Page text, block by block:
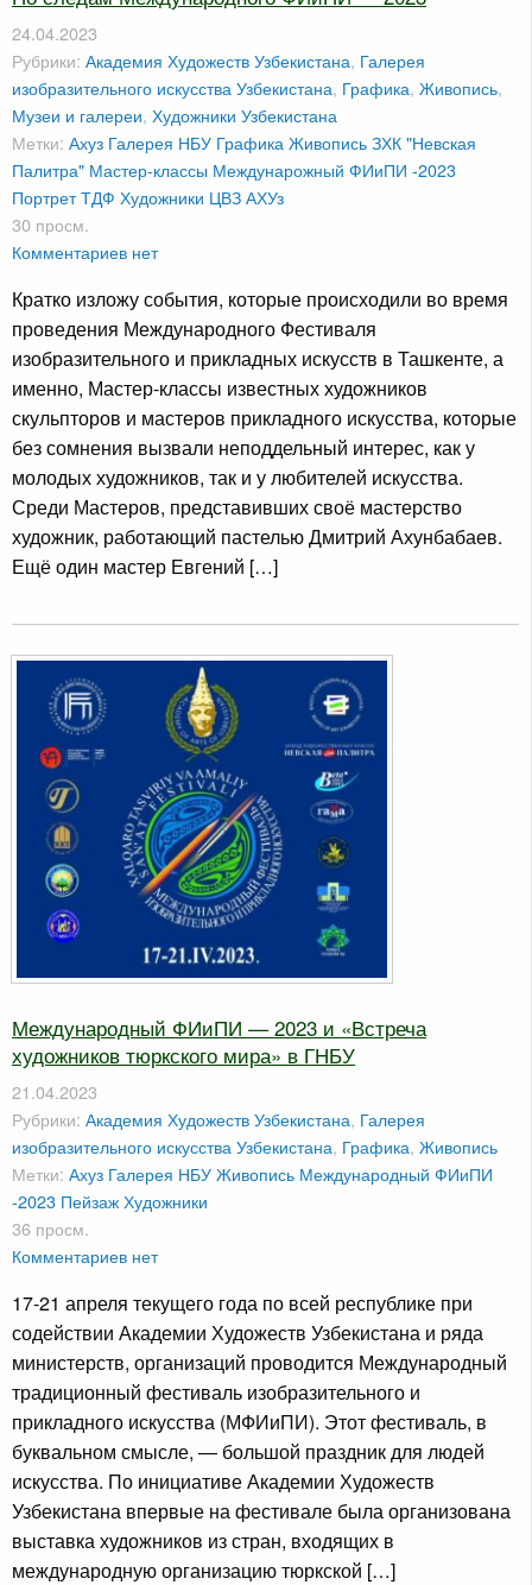
24.04.2023
Рубрики: Академия Художеств Узбекистана, Галерея
изобразительного искусства Узбекистана, Графика, Живопись,
Музеи и галереи, Художники Узбекистана
Метки: Ахуз Галерея НБУ Графика ЖивописьЗХК "Невская
Палитра" Мастер-классы Междунарожный ФИиПИ -2023
ПортретТДФ Художники ЦВЗ АХУз
30 просм.
Комментариев нет
Кратко изложу события, которые происходили во время
проведения Международного Фестиваля
изобразительного и прикладных искусств в Ташкенте, а
именно, Мастер-классы известных художников
скульпторов и мастеров прикладного искусства, которые
без сомнения вызвали неподдельный интерес, как у
молодых художников, так и у любителей искусства.
Среди Мастеров, представивших своё мастерство
художник, работающий пастелью Дмитрий Ахунбабаев.
Ещё один мастер Евгений […]
Международный ФИиПИ — 2023 и «Встреча
художников тюркского мира» в ГНБУ
21.04.2023
Рубрики: Академия Художеств Узбекистана, Галерея
изобразительного искусства Узбекистана, Графика, Живопись
Метки: Ахуз Галерея НБУЖивопись Международный ФИиПИ
-2023 ПейзажХудожники
36 просм.
Комментариев нет
17-21 апреля текущего года по всей республике при
содействии Академии Художеств Узбекистана и ряда
министерств, организаций проводится Международный
традиционный фестиваль изобразительного и
прикладного искусства (МФИиПИ). Этот фестиваль, в
буквальном смысле, — большой праздник для людей
искусства. По инициативе Академии Художеств
Узбекистана впервые на фестивале была организована
выставка художников из стран, входящих в
международную организацию тюркской […]